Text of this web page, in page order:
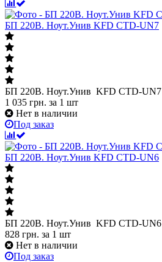
БП 220В. Ноут.Унив KFD CTD-UN7
БП 220В. Ноут.Унив KFD CTD-UN7
1 035 грн. за 1 шт
Нет в наличии
Под заказ
БП 220В. Ноут.Унив KFD CTD-UN6
БП 220В. Ноут.Унив KFD CTD-UN6
828 грн. за 1 шт
Нет в наличии
Под заказ